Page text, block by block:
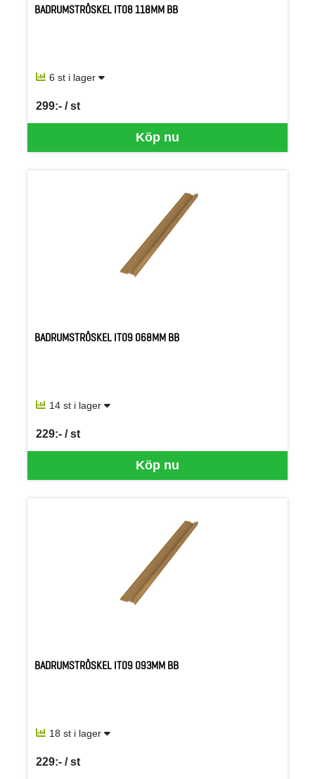
BADRUMSTRÖSKEL IT08 118MM BB
6 st i lager
Köp nu
299:- / st
SEK per ST
BADRUMSTRÖSKEL IT09 068MM BB
14 st i lager
Köp nu
229:- / st
SEK per ST
BADRUMSTRÖSKEL IT09 093MM BB
18 st i lager
229:- / st
SEK per ST